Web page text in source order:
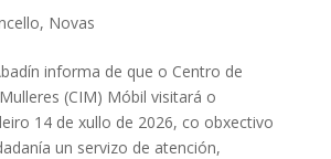
, Novas
informa de que o Centro de
(CIM) Móbil visitará o
14 de xullo de 2026, co obxectivo
un servizo de atención,